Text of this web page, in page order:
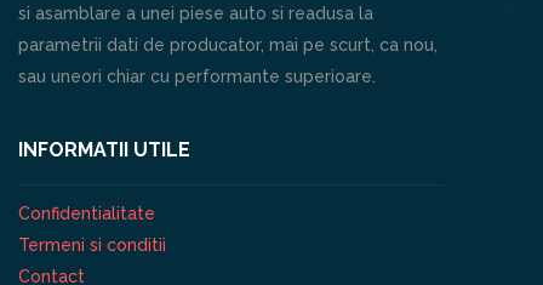
si asamblare a unei piese auto si readusa la
parametrii dati de producator, mai pe scurt, ca nou,
sau uneori chiar cu performante superioare.
INFORMATII UTILE
Confidentialitate
Termeni si conditii
Contact